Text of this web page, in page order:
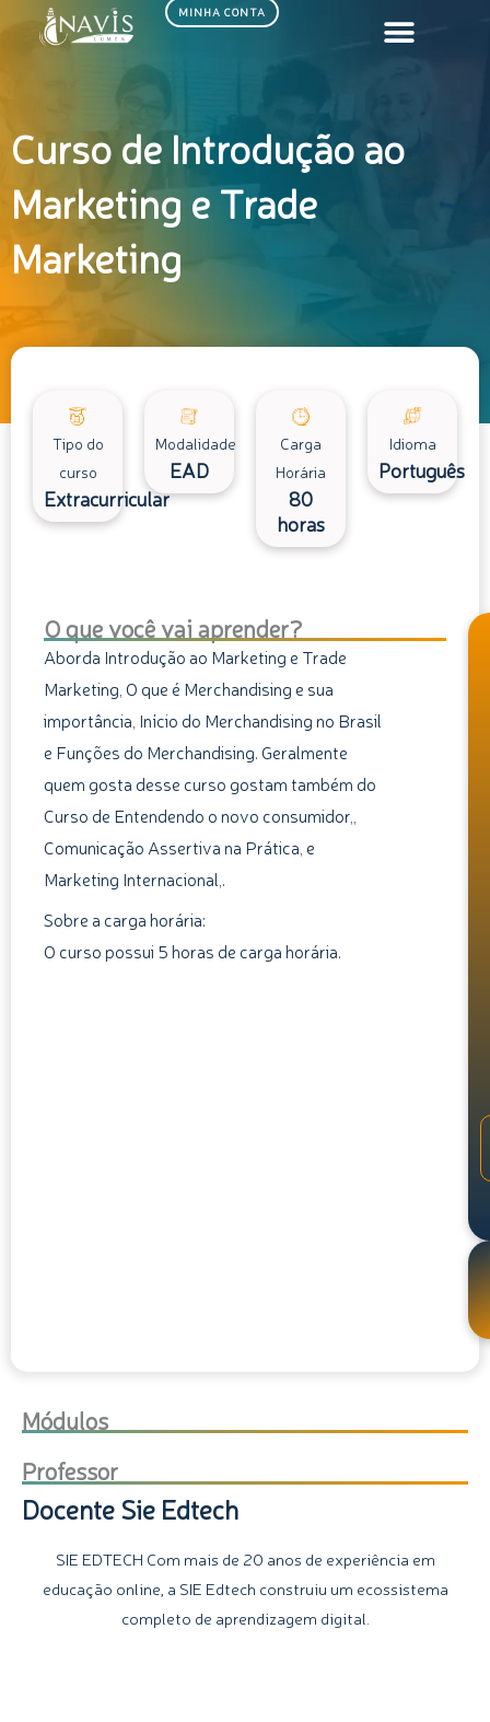
MINHA CONTA
Curso de Introdução ao
Marketing e Trade
Marketing
Tipo do
curso
Extracurricular
Modalidade
EAD
Carga
Horária
80
horas
Idioma
Português
O que você vai aprender?
Aborda Introdução ao Marketing e Trade
Marketing, O que é Merchandising e sua
importância, Início do Merchandising no Brasil
e Funções do Merchandising. Geralmente
quem gosta desse curso gostam também do
Curso de Entendendo o novo consumidor,,
Comunicação Assertiva na Prática, e
Marketing Internacional,.
Sobre a carga horária:
O curso possui 5 horas de carga horária.
Módulos
Professor
Docente Sie Edtech
SIE EDTECH Com mais de 20 anos de experiência em
educação online, a SIE Edtech construiu um ecossistema
completo de aprendizagem digital.